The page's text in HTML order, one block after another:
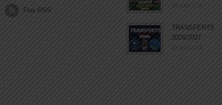
Flux RSS
03 août 2026
TRANSFERTS
2026/2027
03 août 2026